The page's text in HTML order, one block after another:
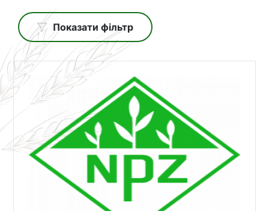
Показати фільтр